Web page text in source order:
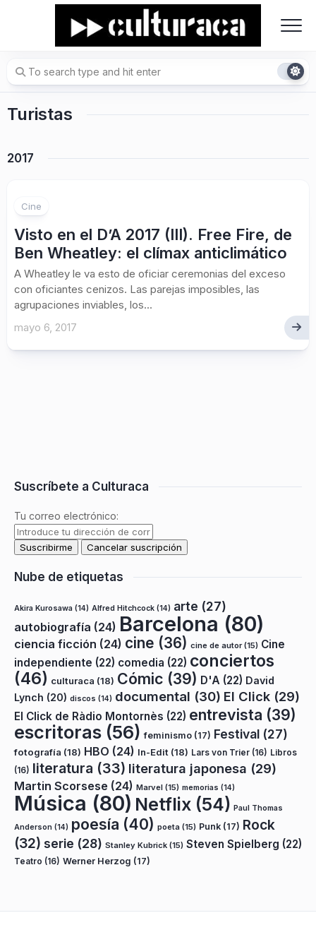
Turistas
2017
Cine
Visto en el D’A 2017 (III). Free Fire, de
Ben Wheatley: el clímax anticlimático
A Wheatley le va esto de oficiar ceremonias del exceso
con oficiantes cenizos. Las parejas imposibles, las
agrupaciones inviables, los...
mayo 6, 2017
Suscríbete a Culturaca
Tu correo electrónico:
Nube de etiquetas
Akira Kurosawa (14) Alfred Hitchcock (14) arte (27)
autobiografía (24) Barcelona (80)
ciencia ficción (24) cine (36) cine de autor(15) Cine
independiente (22) comedia (22) conciertos
(46) culturaca (18) Cómic (39) D'A (22) David
Lynch (20) discos (14) documental (30) El Click (29)
El Click de Ràdio Montornès (22) entrevista (39)
escritoras (56) feminismo (17) Festival (27)
fotografía (18) HBO (24) In-Edit (18) Lars von Trier (16) Libros
(16) literatura (33) literatura japonesa (29)
Martin Scorsese (24) Marvel (15) memorias (14)
Música (80) Netflix (54) Paul Thomas
Anderson (14) poesía (40) poeta (15) Punk (17) Rock
(32) serie (28) Stanley Kubrick (15) Steven Spielberg (22)
Teatro (16) Werner Herzog (17)